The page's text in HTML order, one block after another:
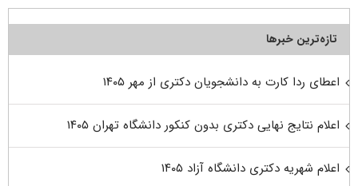
تازه‌ترین خبرها
اعطای ردا کارت به دانشجویان دکتری از مهر ۱۴۰۵
اعلام نتایج نهایی دکتری بدون کنکور دانشگاه تهران ۱۴۰۵
اعلام شهریه دکتری دانشگاه آزاد ۱۴۰۵